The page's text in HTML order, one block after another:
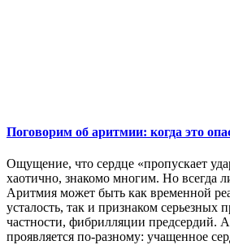
Поговорим об аритмии: когда это
Ощущение, что сердце «пропускает
хаотично, знакомо многим. Но всегда
Аритмия может быть как временной
усталость, так и признаком серьезных
частности, фибрилляции предсердий.
проявляется по-разному: учащенное